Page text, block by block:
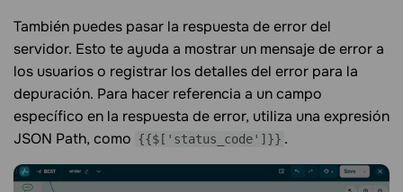
También puedes pasar la respuesta de error del
servidor. Esto te ayuda a mostrar un mensaje de error a
los usuarios o registrar los detalles del error para la
depuración. Para hacer referencia a un campo
específico en la respuesta de error, utiliza una expresión
JSON Path, como {{$['status_code']}} .